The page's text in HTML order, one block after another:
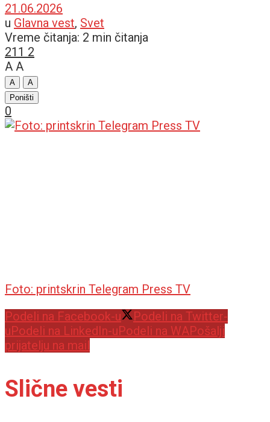
21.06.2026
u Glavna vest, Svet
Vreme čitanja: 2 min čitanja
211 2
A A
A
A
Poništi
0
Foto: printskrin Telegram Press TV
Podeli na Facebook-u
Podeli na Twitter-
uPodeli na LinkedIn-uPodeli na WAPošalji
prijatelju na mail
Slične vesti